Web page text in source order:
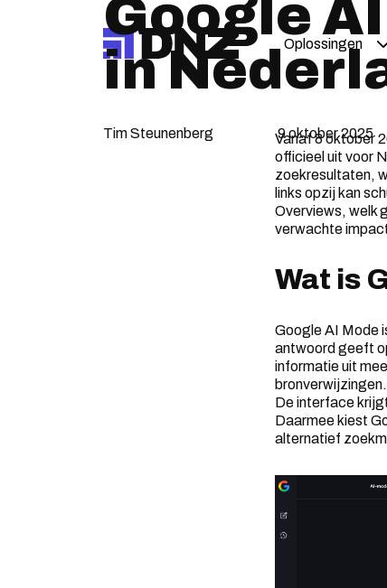
Oplossingen
Google
in
Tim Steunenberg 9 oktober 2025
Vanaf 8 oktober
officieel uit voor
zoekresultaten,
links opzij kan
Overviews, welk
verwachte
Wat is
Google AI Mode
antwoord geeft
informatie uit
bronverwijzingen.
De interface
Daarmee kiest
alternatief